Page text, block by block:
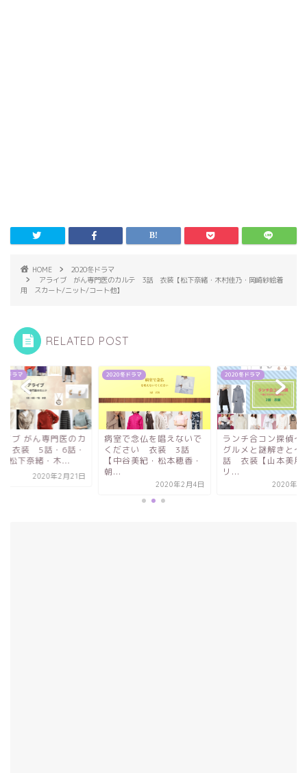
HOME
2020冬ドラマ
アライブ がん専門医のカルテ 3話 衣装【松下奈緒・木村佳乃・岡崎紗絵着
用 スカート/ニット/コート他】
RELATED POST
ドラマ
イブ がん専門医のカ
衣装 5話・6話・
松下奈緒・木...
2020年2月21日
2020冬ドラマ
病室で念仏を唱えないで
ください 衣装 3話
【中谷美紀・松本穂香・
朝...
2020年2月4日
2020冬ドラマ
ランチ合コン探偵～
グルメと謎解きと～
話 衣装【山本美月
リ...
2020年1